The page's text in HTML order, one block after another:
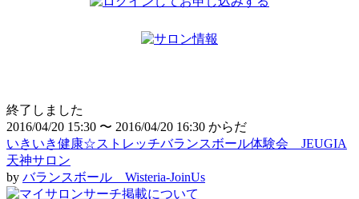
終了しました
2016/04/20 15:30 〜 2016/04/20 16:30 からだ
いきいき健康☆ストレッチバランスボール体験会 JEUGIA
天神サロン
by バランスボール Wisteria-JoinUs